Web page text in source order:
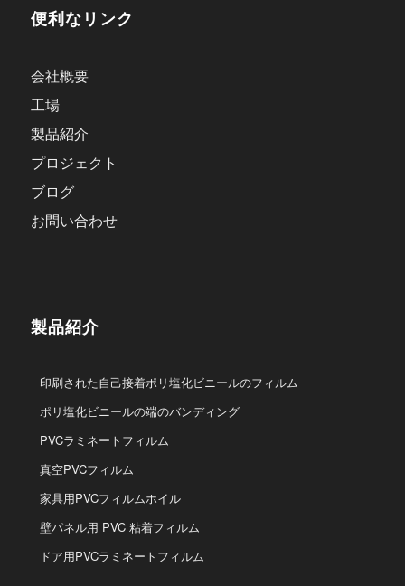
便利なリンク
会社概要
工場
製品紹介
プロジェクト
ブログ
お問い合わせ
製品紹介
印刷された自己接着ポリ塩化ビニールのフィルム
ポリ塩化ビニールの端のバンディング
PVCラミネートフィルム
真空PVCフィルム
家具用PVCフィルムホイル
壁パネル用 PVC 粘着フィルム
ドア用PVCラミネートフィルム